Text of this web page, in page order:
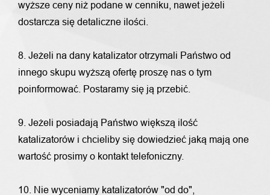
wyższe ceny niż podane w cenniku, nawet jeżeli
dostarcza się detaliczne ilości.
8. Jeżeli na dany katalizator otrzymali Państwo od
innego skupu wyższą ofertę proszę nas o tym
poinformować. Postaramy się ją przebić.
9. Jeżeli posiadają Państwo większą ilość
katalizatorów i chcieliby się dowiedzieć jaką mają one
wartość prosimy o kontakt telefoniczny.
10. Nie wyceniamy katalizatorów "od do",